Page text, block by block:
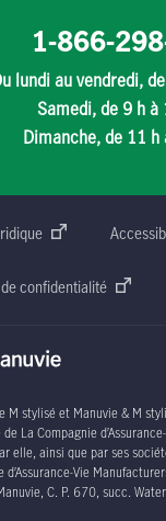
1-866-
lundi au vendredi,
Samedi, de 9 h à
Dimanche, de 11 h
confidentialité
M stylisé et Manuvie & M
La Compagnie
elle, ainsi que par ses
d’Assurance-Vie
C. P. 670, succ.